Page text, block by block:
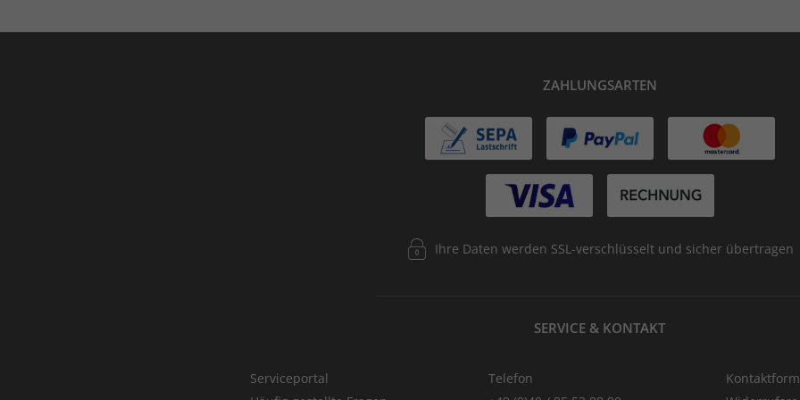
ZAHLUNGSARTEN
Ihre Daten werden SSL-verschlüsselt und sicher übertragen
SERVICE & KONTAKT
Serviceportal
Telefon